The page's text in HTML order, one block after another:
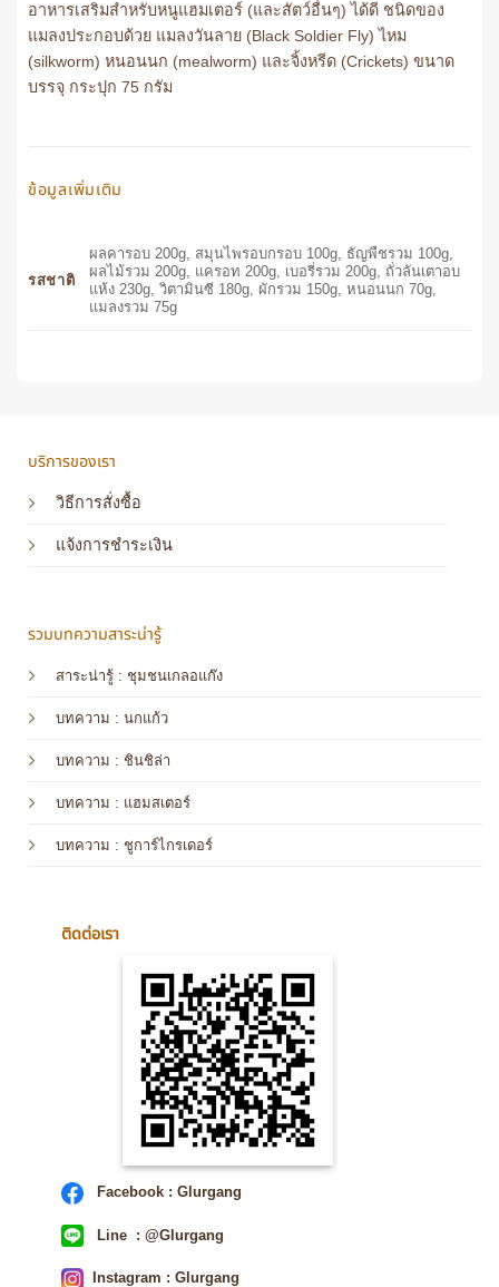
อาหารเสริมสำหรับหนูแฮมเตอร์ (และสัตว์อื่นๆ) ได้ดี ชนิดของ
แมลงประกอบด้วย แมลงวันลาย (Black Soldier Fly) ไหม
(silkworm) หนอนนก (mealworm) และจิ้งหรีด (Crickets) ขนาด
บรรจุ กระปุก 75 กรัม
ข้อมูลเพิ่มเติม
รสชาติ
ผลคารอบ 200g, สมุนไพรอบกรอบ 100g, ธัญพืชรวม 100g,
ผลไม้รวม 200g, แครอท 200g, เบอรี่รวม 200g, ถั่วลันเตาอบ
แห้ง 230g, วิตามินซี 180g, ผักรวม 150g, หนอนนก 70g,
แมลงรวม 75g
บริการของเรา
วิธีการสั่งซื้อ
แจ้งการชำระเงิน
รวมบทความสาระน่ารู้
สาระน่ารู้ : ชุมชนเกลอแก๊ง
บทความ : นกแก้ว
บทความ : ชินชิล่า
บทความ : แฮมสเตอร์
บทความ : ชูการ์ไกรเดอร์
ติดต่อเรา
Facebook : Glurgang
Line : @Glurgang
Instagram : Glurgang